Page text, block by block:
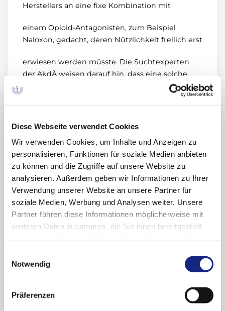
Diese Webseite verwendet Cookies
Wir verwenden Cookies, um Inhalte und Anzeigen zu
personalisieren, Funktionen für soziale Medien anbieten
zu können und die Zugriffe auf unsere Website zu
analysieren. Außerdem geben wir Informationen zu Ihrer
Verwendung unserer Website an unsere Partner für
soziale Medien, Werbung und Analysen weiter. Unsere
Partner führen diese Informationen möglicherweise mit
weiteren Daten zusammen, die Sie ihnen bereitgestellt
Cookies, wenn Sie unsere Webseite weiterhin
Notwendig
Präferenzen
Herstellers an eine fixe Kombination mit
einem Opioid-Antagonisten, zum Beispiel
Naloxon, gedacht, deren Nützlichkeit freilich erst
erwiesen werden müsste. Die Suchtexperten
der AkdÄ weisen darauf hin, dass eine solche
Kombination durchaus kritisch im Hinblick auf
den gelegentlichen Missbrauch durch
"Freizeit-User" ist, weil Naloxon in einem bislang
opiatfreien Organismus kein
Entzugssyndrom auslösen und dadurch nicht
aversiv wirken kann. Für Straßenabhängige
wäre die Situation eine ganz andere: Hier
würden bei intravenöser Applikation starke
Entzugssymptome, beginnend mit starker
Andererseits bezweifelt der US-amerikanische
(Schreiben der Firma Purdue an Mundipharma